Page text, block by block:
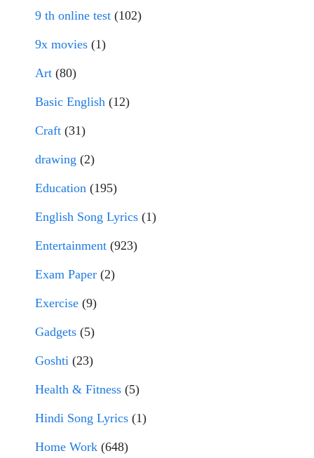
9 th online test (102)
9x movies (1)
Art (80)
Basic English (12)
Craft (31)
drawing (2)
Education (195)
English Song Lyrics (1)
Entertainment (923)
Exam Paper (2)
Exercise (9)
Gadgets (5)
Goshti (23)
Health & Fitness (5)
Hindi Song Lyrics (1)
Home Work (648)